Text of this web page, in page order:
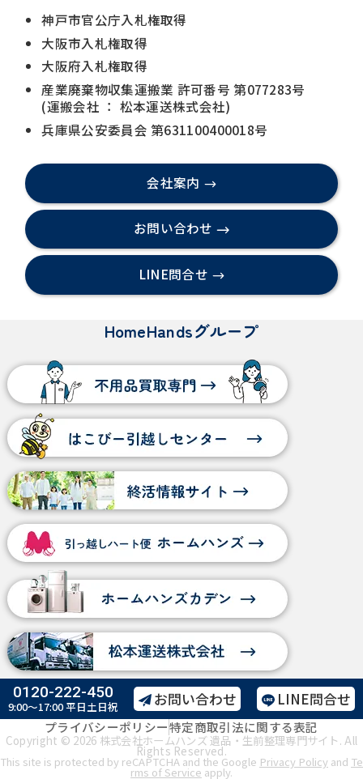
神戸市官公庁入札権取得
大阪市入札権取得
大阪府入札権取得
産業廃棄物収集運搬業 許可番号 第077283号
(運搬会社 ： 松本運送株式会社)
兵庫県公安委員会 第631100400018号
会社案内
お問い合わせ
LINE問合せ
HomeHandsグループ
0120-222-450
9:00～17:00平日土日祝 お問い合わせ LINE問合せ
プライバシーポリシー特定商取引法に関する表記
Copyright © 2026 株式会社ホームハンズ 遺品・生前整理専門サイト. All
Rights Reserved.
This site is protected by reCAPTCHA and the Google Privacy Policy and Te
rms of Service apply.